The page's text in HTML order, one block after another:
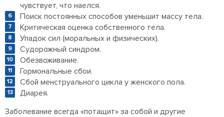
чувствует, что наелся.
Поиск постоянных способов уменьшит массу тела.
Критическая оценка собственного тела.
Упадок сил (моральных и физических).
Судорожный синдром.
Обезвоживание.
Гормональные сбои.
Сбой менструального цикла у женского пола.
Диарея.
Заболевание всегда «потащит» за собой и другие